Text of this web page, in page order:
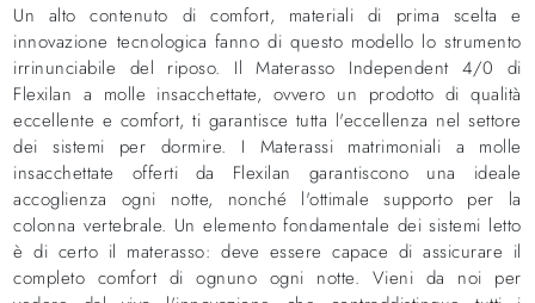
Un alto contenuto di comfort, materiali di prima scelta e
innovazione tecnologica fanno di questo modello lo strumento
irrinunciabile del riposo. Il Materasso Independent 4/0 di
Flexilan a molle insacchettate, ovvero un prodotto di qualità
eccellente e comfort, ti garantisce tutta l'eccellenza nel settore
dei sistemi per dormire. I Materassi matrimoniali a molle
insacchettate offerti da Flexilan garantiscono una ideale
accoglienza ogni notte, nonché l'ottimale supporto per la
colonna vertebrale. Un elemento fondamentale dei sistemi letto
è di certo il materasso: deve essere capace di assicurare il
completo comfort di ognuno ogni notte. Vieni da noi per